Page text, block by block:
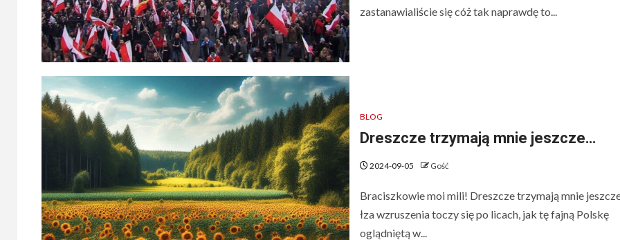
zastanawialiście się cóż tak naprawdę to...
BLOG
Dreszcze trzymają mnie jeszcze…
2024-09-05 Gość
Braciszkowie moi mili! Dreszcze trzymają mnie
łza wzruszenia toczy się po licach, jak tę fajną Polskę
oglądniętą w...